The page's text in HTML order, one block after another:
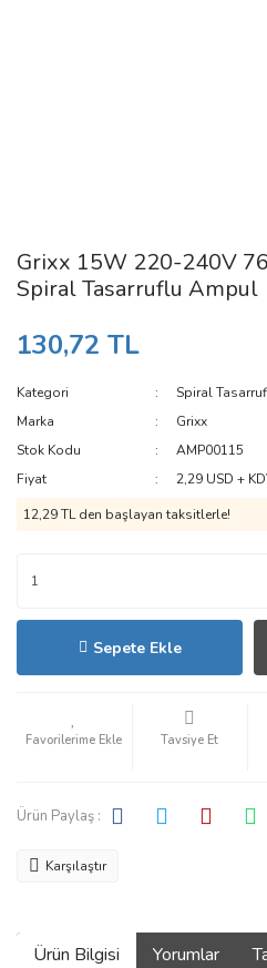
Grixx 15W 220-240V
Spiral Tasarruflu Ampul
130,72 TL
Kategori
Spiral
Marka
Grixx
Stok Kodu
AMP00115
Fiyat
2,29 USD +
12,29 TL den başlayan taksitlerle!
Sepete Ekle
Tavsiye Et
Ürün Paylaş :
Karşılaştır
Ürün Bilgisi Yorumlar